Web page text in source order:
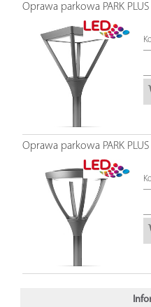
Oprawa parkowa PARK
Oprawa parkowa PARK